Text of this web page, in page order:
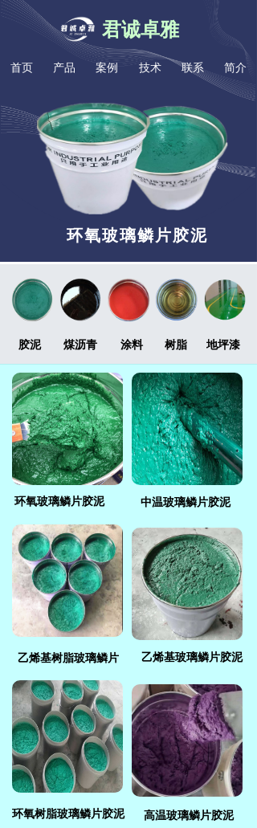
君诚卓雅
首页 产品 案例 技术 联系 简介
环氧玻璃鳞片胶泥
胶泥 煤沥青 涂料 树脂 地坪漆
环氧玻璃鳞片胶泥 中温玻璃鳞片胶泥
乙烯基树脂玻璃鳞片 乙烯基玻璃鳞片胶泥
环氧树脂玻璃鳞片胶泥 高温玻璃鳞片胶泥